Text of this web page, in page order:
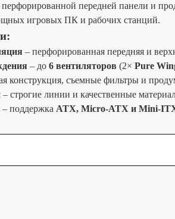
передней панели и
игровых ПК и рабочих станций.
– перфорированная передняя и
– до 6 вентиляторов (2× Pure
конструкция, съемные фильтры и
– строгие линии и качественные
– поддержка ATX, Micro-ATX и Mini-